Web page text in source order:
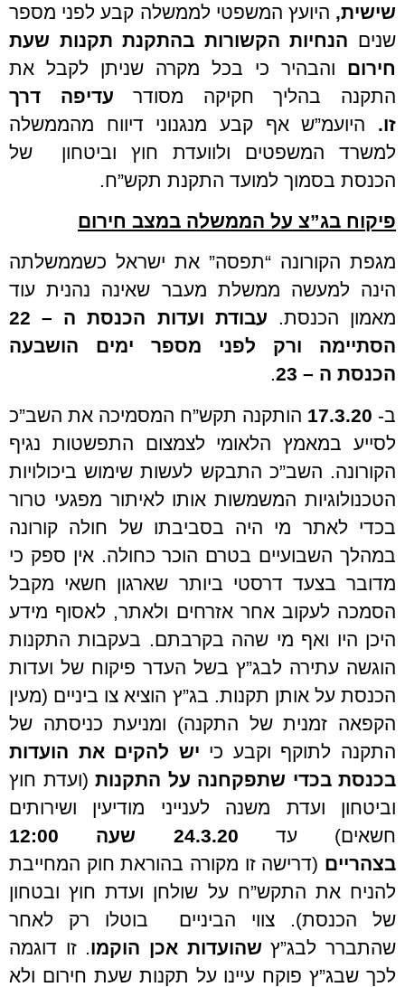
שישית, היועץ המשפטי לממשלה קבע לפני מספר
שנים הנחיות הקשורות בהתקנת תקנות שעת
חירום והבהיר כי בכל מקרה שניתן לקבל את
התקנה בהליך חקיקה מסודר עדיפה דרך
זו. היועמ”ש אף קבע מנגנוני דיווח מהממשלה
למשרד המשפטים ולוועדת חוץ וביטחון של
הכנסת בסמוך למועד התקנת תקש”ח.
פיקוח בג”צ על הממשלה במצב חירום
מגפת הקורונה “תפסה” את ישראל כשממשלתה
הינה למעשה ממשלת מעבר שאינה נהנית עוד
מאמון הכנסת.
עבודת ועדות הכנסת ה – 22
הסתיימה ורק לפני מספר ימים הושבעה
הכנסת ה – 23
.
ב- 17.3.20 הותקנה תקש”ח המסמיכה את השב”כ
לסייע במאמץ הלאומי לצמצום התפשטות נגיף
הקורונה. השב”כ התבקש לעשות שימוש ביכולויות
הטכנולוגיות המשמשות אותו לאיתור מפגעי טרור
בכדי לאתר מי היה בסביבתו של חולה קורונה
במהלך השבועיים בטרם הוכר כחולה. אין ספק כי
מדובר בצעד דרסטי ביותר שארגון חשאי מקבל
הסמכה לעקוב אחר אזרחים ולאתר, לאסוף מידע
היכן היו ואף מי שהה בקרבתם. בעקבות התקנות
הוגשה עתירה לבג”ץ בשל העדר פיקוח של ועדות
הכנסת על אותן תקנות. בג”ץ הוציא צו ביניים (מעין
הקפאה זמנית של התקנה) ומניעת כניסתה של
התקנה לתוקף וקבע כי יש להקים את הועדות
בכנסת בכדי שתפקחנה על התקנות (ועדת חוץ
וביטחון ועדת משנה לענייני מודיעין ושירותים
חשאים) עד 24.3.20
שעה 12:00
בצהריים (דרישה זו מקורה בהוראת חוק המחייבת
להניח את התקש”ח על שולחן ועדת חוץ ובטחון
של הכנסת). צווי הביניים בוטלו רק לאחר
שהתברר לבג”ץ שהועדות אכן הוקמו. זו דוגמה
לכך שבג”ץ פוקח עיינו על תקנות שעת חירום ולא